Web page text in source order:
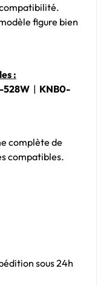
figure bien
:
528W | KNB0-
complète de
compatibles.
sous 24h